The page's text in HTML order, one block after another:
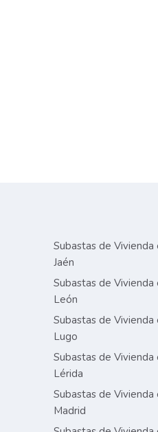
Subastas de Vivienda
Jaén
Subastas de Vivienda
León
Subastas de Vivienda
Lugo
Subastas de Vivienda
Lérida
Subastas de Vivienda
Madrid